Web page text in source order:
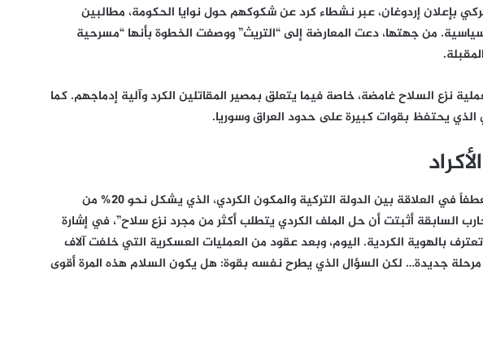
بإعلان إردوغان، عبر نشطاء كرد عن شكوكهم حول نوايا الحكومة، مطالبين
من جهتها، دعت المعارضة إلى “التريث” ووصفت الخطوة بأنها “مسرحية
نزع السلاح غامضة، خاصة فيما يتعلق بمصير المقاتلين الكرد وآلية إدماجهم. كما
الذي يحتفظ بقوات كبيرة على حدود العراق وسوريا.
إذا نجحت هذه العملية، فقد تشكل منعطفاً في العلاقة بين الدولة التركية والمكون الكردي، الذي يشكل نحو 20% من
السابقة أثبتت أن حل الملف الكردي يتطلب أكثر من مجرد نزع سلاح”، في إشارة
بالهوية الكردية. اليوم، وبعد عقود من العمليات العسكرية التي خلفت آلاف
مرحلة جديدة… لكن السؤال الذي يطرح نفسه بقوة: هل يكون السلام هذه المرة أقوى